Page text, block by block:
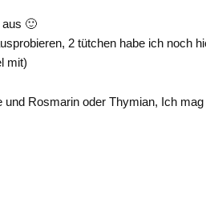
🙂
2 tütchen habe ich noch
mit)
und Rosmarin oder Thymian, Ich